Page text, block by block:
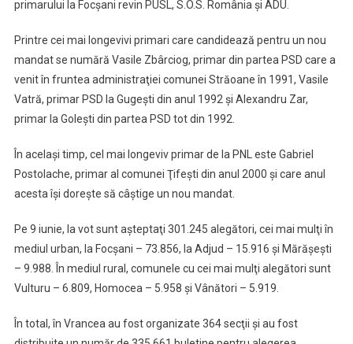
primarului la Focşani revin PUSL, S.O.S. România şi ADU.
Printre cei mai longevivi primari care candidează pentru un nou
mandat se numără Vasile Zbârciog, primar din partea PSD care a
venit în fruntea administraţiei comunei Străoane în 1991, Vasile
Vatră, primar PSD la Gugeşti din anul 1992 şi Alexandru Zar,
primar la Goleşti din partea PSD tot din 1992.
În acelaşi timp, cel mai longeviv primar de la PNL este Gabriel
Postolache, primar al comunei Ţifeşti din anul 2000 şi care anul
acesta îşi doreşte să câştige un nou mandat.
Pe 9 iunie, la vot sunt aşteptaţi 301.245 alegători, cei mai mulţi în
mediul urban, la Focşani – 73.856, la Adjud – 15.916 şi Mărăşeşti
– 9.988. În mediul rural, comunele cu cei mai mulţi alegători sunt
Vulturu – 6.809, Homocea – 5.958 şi Vânători – 5.919.
În total, în Vrancea au fost organizate 364 secţii şi au fost